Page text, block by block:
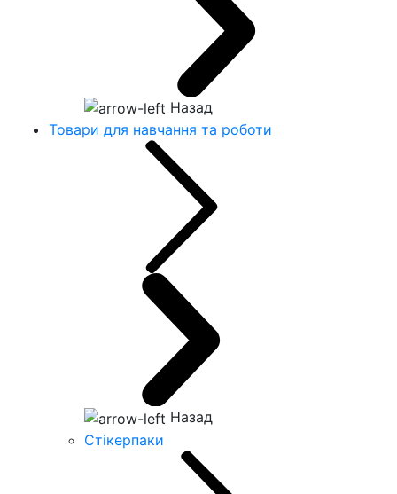
Назад
Товари для навчання та роботи
Назад
Стікерпаки